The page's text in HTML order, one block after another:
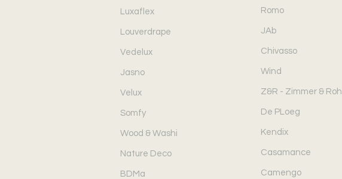
Luxaflex
Louverdrape
Vedelux
Jasno
Velux
Somfy
Wood & Washi
Nature Deco
BDMa
Romo
JAb
Chivasso
Wind
Z&R - Zimmer &
De PLoeg
Kendix
Casamance
Camengo